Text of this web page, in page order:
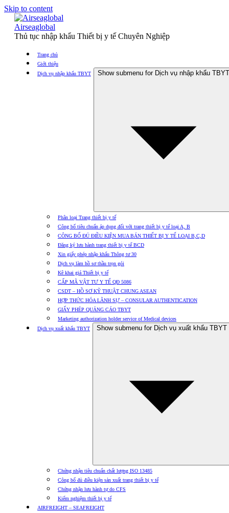
Skip to content
Airseaglobal
Thủ tục nhập khẩu Thiết bị y tế Chuyên Nghiệp
Trang chủ
Giới thiệu
Dịch vụ nhập khẩu TBYT
Show submenu for Dịch vụ nhập khẩu TBYT
Phân loại Trang thiết bị y tế
Công bố tiêu chuẩn áp dụng đối với trang thiết bị y tế loại A, B
CÔNG BỐ ĐỦ ĐIỀU KIỆN MUA BÁN THIẾT BỊ Y TẾ LOẠI B,C,D
Đăng ký lưu hành trang thiết bị y tế BCD
Xin giấy phép nhập khẩu Thông tư 30
Dịch vụ làm hồ sơ thầu trọn gói
Kê khai giá Thiết bị y tế
CẤP MÃ VẬT TƯ Y TẾ QĐ 5086
CSDT – HỒ SƠ KỸ THUẬT CHUNG ASEAN
HỢP THỨC HÓA LÃNH SỰ – CONSULAR AUTHENTICATION
GIẤY PHÉP QUẢNG CÁO TBYT
Marketing authorization holder service of Medical devices
Dịch vụ xuất khẩu TBYT
Show submenu for Dịch vụ xuất khẩu TBYT
Chứng nhận tiêu chuẩn chất lượng ISO 13485
Công bố đủ điều kiện sản xuất trang thiết bị y tế
Chứng nhận lưu hành tự do CFS
Kiểm nghiệm thiết bị y tế
AIRFREIGHT – SEAFREIGHT